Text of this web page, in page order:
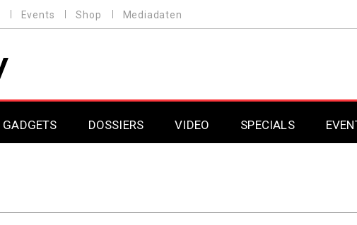
Events Shop Mediadaten
GADGETS DOSSIERS VIDEO SPECIALS